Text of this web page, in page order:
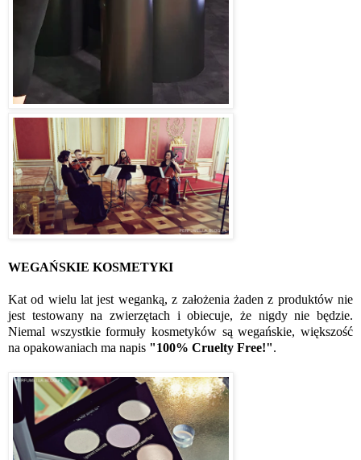
WEGAŃSKIE KOSMETYKI
Kat od wielu lat jest weganką, z założenia żaden z produktów nie
jest testowany na zwierzętach i obiecuje, że nigdy nie będzie.
Niemal wszystkie formuły kosmetyków są wegańskie, większość
na opakowaniach ma napis "100% Cruelty Free!".